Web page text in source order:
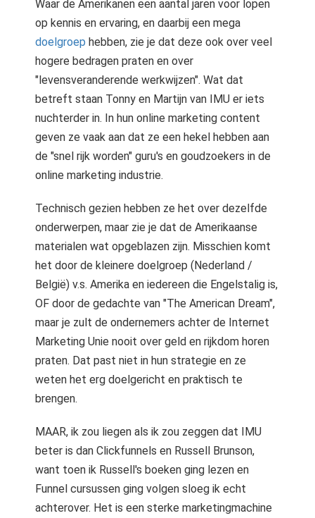
Waar de Amerikanen een aantal jaren voor lopen
op kennis en ervaring, en daarbij een mega
doelgroep hebben, zie je dat deze ook over veel
hogere bedragen praten en over
"levensveranderende werkwijzen". Wat dat
betreft staan Tonny en Martijn van IMU er iets
nuchterder in. In hun online marketing content
geven ze vaak aan dat ze een hekel hebben aan
de "snel rijk worden" guru's en goudzoekers in de
online marketing industrie.
Technisch gezien hebben ze het over dezelfde
onderwerpen, maar zie je dat de Amerikaanse
materialen wat opgeblazen zijn. Misschien komt
het door de kleinere doelgroep (Nederland /
België) v.s. Amerika en iedereen die Engelstalig is,
OF door de gedachte van "The American Dream",
maar je zult de ondernemers achter de Internet
Marketing Unie nooit over geld en rijkdom horen
praten. Dat past niet in hun strategie en ze
weten het erg doelgericht en praktisch te
brengen.
MAAR, ik zou liegen als ik zou zeggen dat IMU
beter is dan Clickfunnels en Russell Brunson,
want toen ik Russell's boeken ging lezen en
Funnel cursussen ging volgen sloeg ik echt
achterover. Het is een sterke marketingmachine